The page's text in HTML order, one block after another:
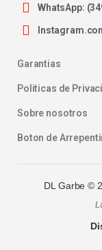
WhatsApp:
Garantias
Politicas de
Sobre nosotros
Boton de
DL Garbe ©